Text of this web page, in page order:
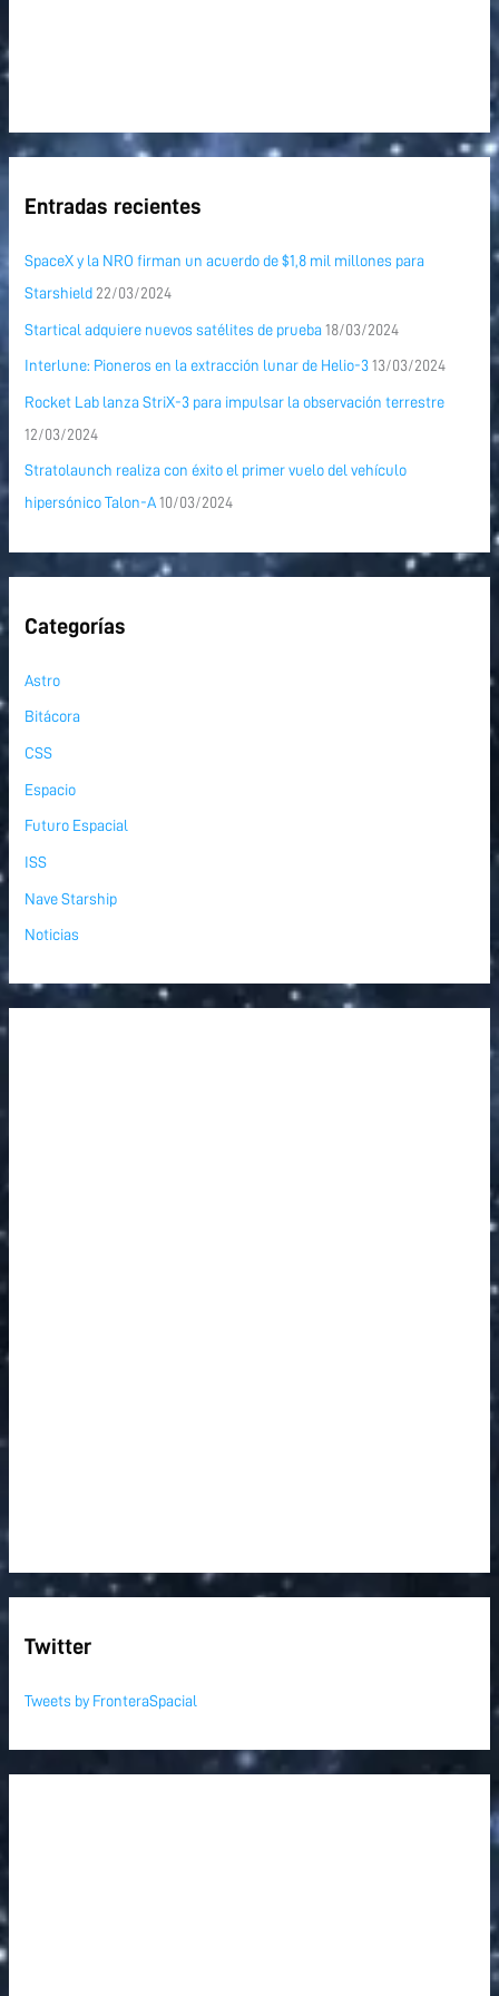
Entradas recientes
SpaceX y la NRO firman un acuerdo de $1,8 mil millones para
Starshield 22/03/2024
Startical adquiere nuevos satélites de prueba 18/03/2024
Interlune: Pioneros en la extracción lunar de Helio-3 13/03/2024
Rocket Lab lanza StriX-3 para impulsar la observación terrestre
12/03/2024
Stratolaunch realiza con éxito el primer vuelo del vehículo
hipersónico Talon-A 10/03/2024
Categorías
Astro
Bitácora
CSS
Espacio
Futuro Espacial
ISS
Nave Starship
Noticias
Twitter
Tweets by FronteraSpacial